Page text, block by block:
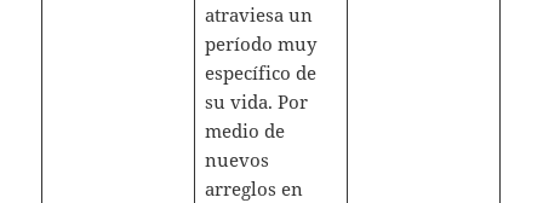
atraviesa un
período muy
específico de
su vida. Por
medio de
nuevos
arreglos en